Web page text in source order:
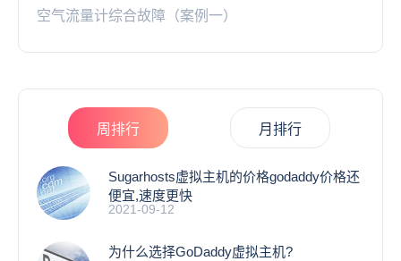
空气流量计综合故障（案例一）
周排行 月排行
Sugarhosts虚拟主机的价格godaddy价格还
便宜,速度更快
2021-09-12
为什么选择GoDaddy虚拟主机?